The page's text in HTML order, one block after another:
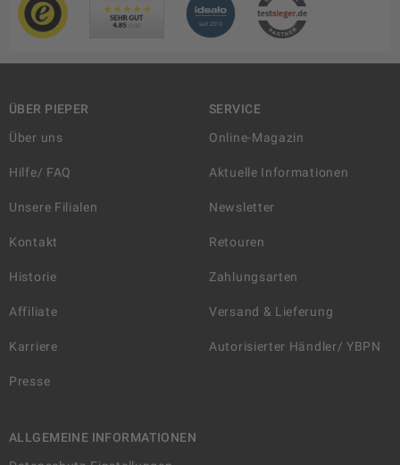
ÜBER PIEPER
Über uns
Hilfe/ FAQ
Unsere Filialen
Kontakt
Historie
Affiliate
Karriere
Presse
SERVICE
Online-Magazin
Aktuelle Informationen
Newsletter
Retouren
Zahlungsarten
Versand & Lieferung
Autorisierter Händler/ YBPN
ALLGEMEINE INFORMATIONEN